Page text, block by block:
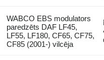
WABCO EBS modulators
paredzēts DAF LF45,
LF55, LF180, CF65, CF75,
CF85 (2001-) vilcēja